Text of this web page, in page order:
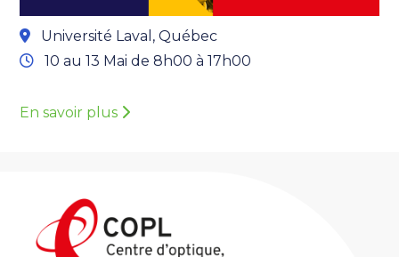
Université Laval, Québec
10 au 13 Mai de 8h00 à 17h00
En savoir plus